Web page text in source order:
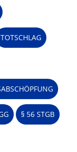
TOTSCHLAG
§ 56 STGB